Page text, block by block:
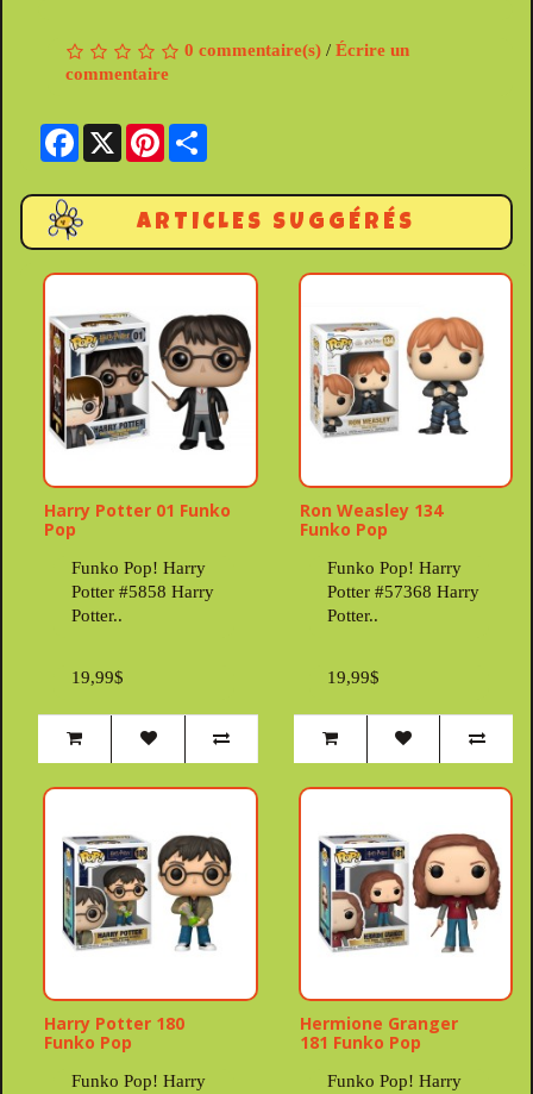
0 commentaire(s) / Écrire un
commentaire
Facebook
X Pinterest
ARTICLES SUGGÉRÉS
Harry Potter 01 Funko
Pop
Funko Pop! Harry
Potter #5858 Harry
Potter..
19,99$
Ron Weasley 134
Funko Pop
Funko Pop! Harry
Potter #57368 Harry
Potter..
19,99$
Harry Potter 180
Funko Pop
Funko Pop! Harry
Hermione Granger
181 Funko Pop
Funko Pop! Harry